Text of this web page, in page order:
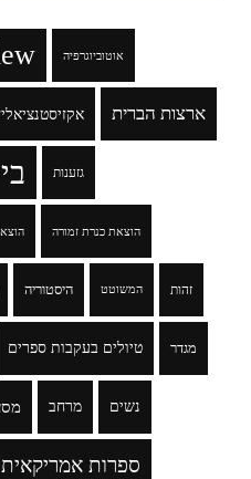
אוטוביוגרפיה
ארצות הברית
גזענות
הוצאת כנרת זמורה
היסטוריה המשוטט זהות
טיולים בעקבות ספרים מגדר
מרחב נשים
ספרות אמריקאית